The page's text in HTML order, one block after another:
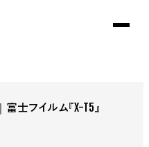
富士フイルム『X-T5』